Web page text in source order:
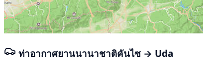
ท่าอากาศยานนานาชาติคันไซ → Uda